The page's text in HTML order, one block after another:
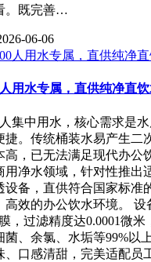
。既完善…
06-06
用水专属，直供纯净直
集中用水，核心需求是
捷。传统桶装水易产生二
高，已无法满足现代办公
用净水领域，针对性推出
设备，直供符合国家标准
高效的办公饮水环境。 设
，过滤精度达0.0001微米
菌、余氯、水垢等99%以
、口感清甜，完美适配员